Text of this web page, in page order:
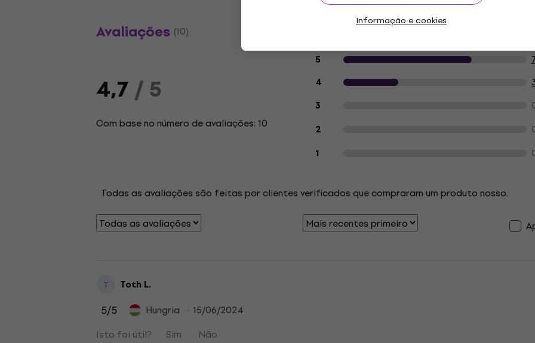
Informação e cookies
Avaliações (10)
4,7/ 5
Com base no número de avaliações: 10
Avaliações dos clientes sobre o artigo
5
4
3
2
1
Todas as avaliações são feitas por clientes verificados que compraram um produto nosso.
T Toth L.
5/5 Hungria
15/06/2024
Isto foi útil?
Sim Não